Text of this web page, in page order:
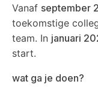
Vanaf september
toekomstige
team. In januari
start.
wat ga je doen?